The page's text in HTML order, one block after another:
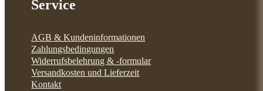
Service
AGB & Kundeninformationen
Zahlungsbedingungen
Widerrufsbelehrung & -formular
Versandkosten und Lieferzeit
Kontakt